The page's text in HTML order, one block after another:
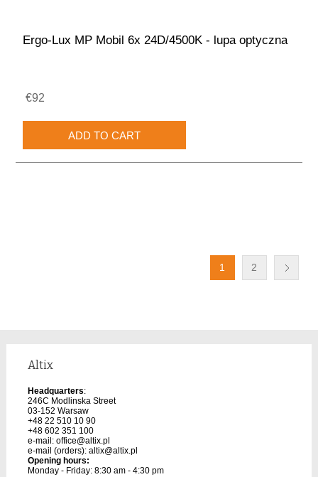
Ergo-Lux MP Mobil 6x 24D/4500K - lupa optyczna
€92
1 2
Altix
Headquarters:
246C Modlinska Street
03-152 Warsaw
+48 22 510 10 90
+48 602 351 100
e-mail: office@altix.pl
e-mail (orders): altix@altix.pl
Opening hours:
Monday - Friday: 8:30 am - 4:30 pm